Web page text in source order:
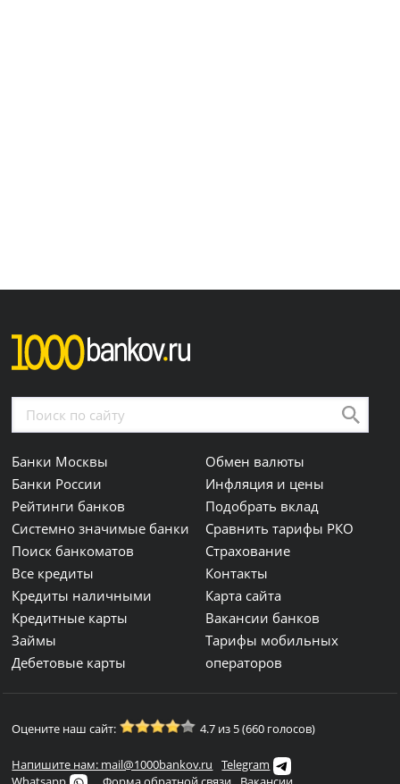
Банки Москвы
Банки России
Рейтинги банков
Системно значимые банки
Поиск банкоматов
Все кредиты
Кредиты наличными
Кредитные карты
Займы
Дебетовые карты
Обмен валюты
Инфляция и цены
Подобрать вклад
Сравнить тарифы РКО
Страхование
Контакты
Карта сайта
Вакансии банков
Тарифы мобильных
операторов
Оцените наш сайт: 4.7 из 5 (660 голосов)
Напишите нам: mail@1000bankov.ru
Telegram